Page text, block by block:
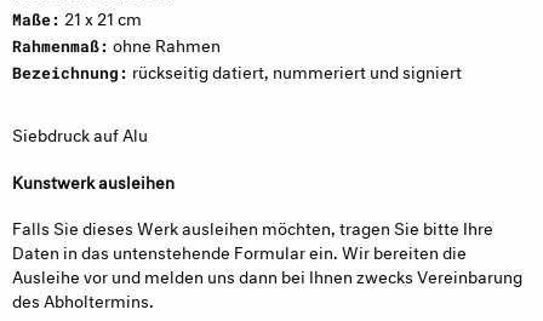
Maße: 21 x 21 cm
Rahmenmaß: ohne Rahmen
Bezeichnung: rückseitig datiert, nummeriert und signiert
Siebdruck auf Alu
Kunstwerk ausleihen
Falls Sie dieses Werk ausleihen möchten, tragen Sie bitte Ihre
Daten in das untenstehende Formular ein. Wir bereiten die
Ausleihe vor und melden uns dann bei Ihnen zwecks Vereinbarung
des Abholtermins.